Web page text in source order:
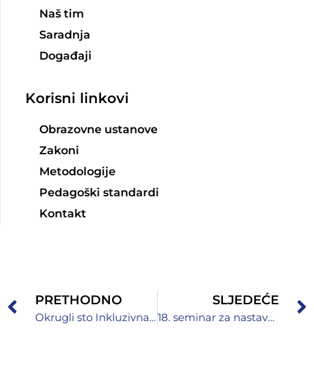
Naš tim
Saradnja
Događaji
Korisni linkovi
Obrazovne ustanove
Zakoni
Metodologije
Pedagoški standardi
Kontakt
PRETHODNO
Okrugli sto Inkluzivna edukacija: izazovi i perspektive
SLJEDEĆE
18. seminar za nastavnike/profesore turskog jezika